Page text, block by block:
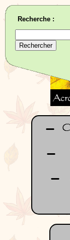
Recherche :